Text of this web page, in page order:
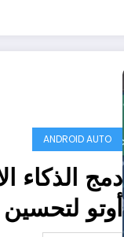
ANDROID AUTO
دمج الذكاء
أوتو